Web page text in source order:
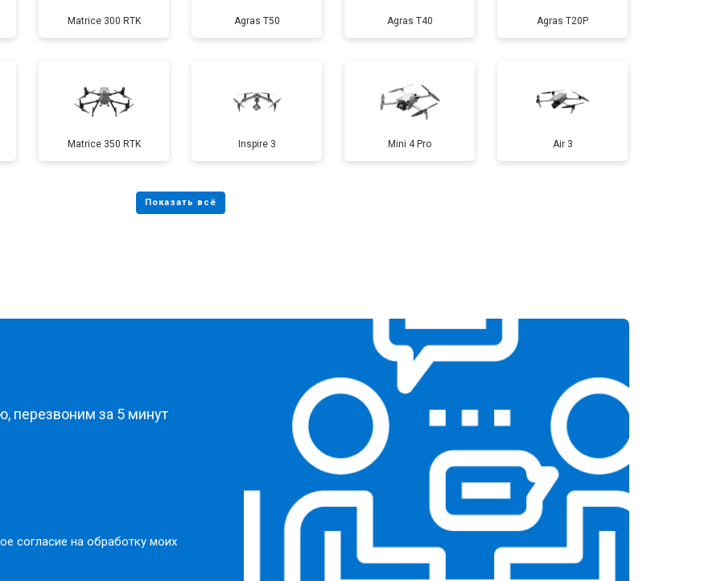
от 70 мин от 1800 ₽ Заказать
от 2800 ₽
Matrice 300 RTK Agras T50 Agras T40 Agras T20P
Matrice 350 RTK Inspire 3 Mini 4 Pro Air 3
перезвоним за 5 минут
согласие на обработку моих